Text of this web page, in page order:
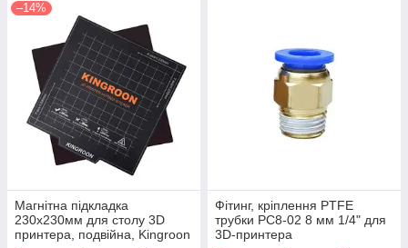
–14%
Магнітна підкладка
230х230мм для столу 3D
принтера, подвійна, Kingroon
Фітинг, кріплення PTFE
трубки PC8-02 8 мм 1/4" для
3D-принтера